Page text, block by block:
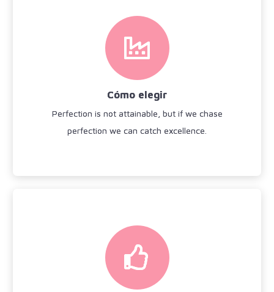
Cómo elegir
Perfection is not attainable, but if we chase
perfection we can catch excellence.
Cómo elegir
Fix your eyes on perfection and you make
almost everything speed towards it.
Calidad de las pestañas
Fix your eyes on perfection and you make
almost everything speed towards it.